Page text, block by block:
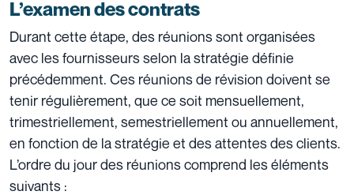
L’examen des contrats
Durant cette étape, des réunions sont organisées
avec les fournisseurs selon la stratégie définie
précédemment. Ces réunions de révision doivent se
tenir régulièrement, que ce soit mensuellement,
trimestriellement, semestriellement ou annuellement,
en fonction de la stratégie et des attentes des clients.
L’ordre du jour des réunions comprend les éléments
suivants :